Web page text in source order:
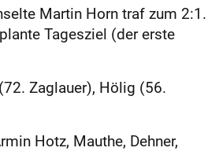
Martin Horn traf zum 2:1.
Tagesziel (der erste
Zaglauer), Hölig (56.
Hotz, Mauthe, Dehner,